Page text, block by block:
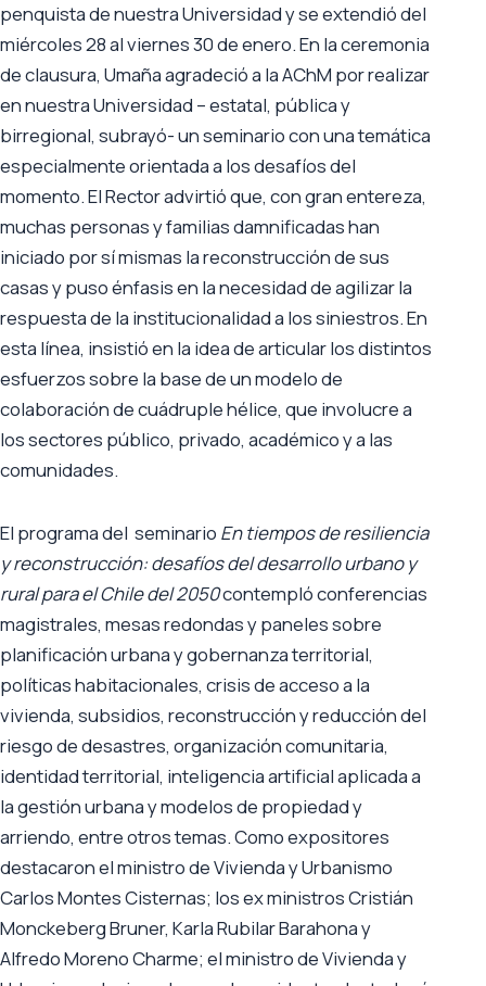
penquista de nuestra Universidad y se extendió del
miércoles 28 al viernes 30 de enero. En la ceremonia
de clausura, Umaña agradeció a la AChM por realizar
en nuestra Universidad – estatal, pública y
birregional, subrayó- un seminario con una temática
especialmente orientada a los desafíos del
momento. El Rector advirtió que, con gran entereza,
muchas personas y familias damnificadas han
iniciado por sí mismas la reconstrucción de sus
casas y puso énfasis en la necesidad de agilizar la
respuesta de la institucionalidad a los siniestros. En
esta línea, insistió en la idea de articular los distintos
esfuerzos sobre la base de un modelo de
colaboración de cuádruple hélice, que involucre a
los sectores público, privado, académico y a las
comunidades.
El programa del seminario En tiempos de resiliencia
y reconstrucción: desafíos del desarrollo urbano y
rural para el Chile del 2050contempló conferencias
magistrales, mesas redondas y paneles sobre
planificación urbana y gobernanza territorial,
políticas habitacionales, crisis de acceso a la
vivienda, subsidios, reconstrucción y reducción del
riesgo de desastres, organización comunitaria,
identidad territorial, inteligencia artificial aplicada a
la gestión urbana y modelos de propiedad y
arriendo, entre otros temas. Como expositores
destacaron el ministro de Vivienda y Urbanismo
Carlos Montes Cisternas; los ex ministros Cristián
Monckeberg Bruner, Karla Rubilar Barahona y
Alfredo Moreno Charme; el ministro de Vivienda y